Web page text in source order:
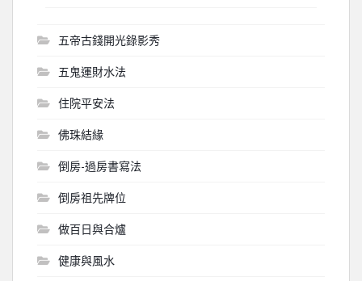
五帝古錢開光錄影秀
五鬼運財水法
住院平安法
佛珠結緣
倒房-過房書寫法
倒房祖先牌位
做百日與合爐
健康與風水